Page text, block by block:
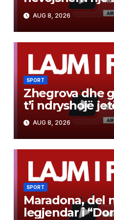
shënon 20 gola.
League”, më
Champions-i
AUG 8, 2026
SPORT
Zhegrova dhe
t’i ndryshojë
është
“zeppetta”
AUG 8, 2026
SPORT
Maradona, del
legjendar i